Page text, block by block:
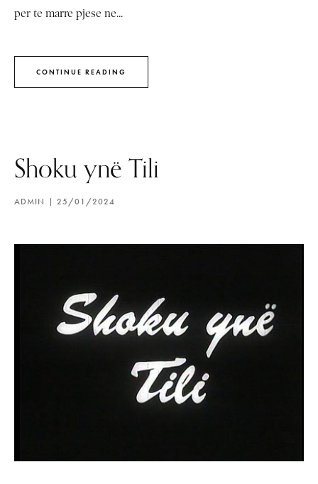
per te marre pjese ne...
CONTINUE READING
Shoku ynë Tili
ADMIN 25/01/2024